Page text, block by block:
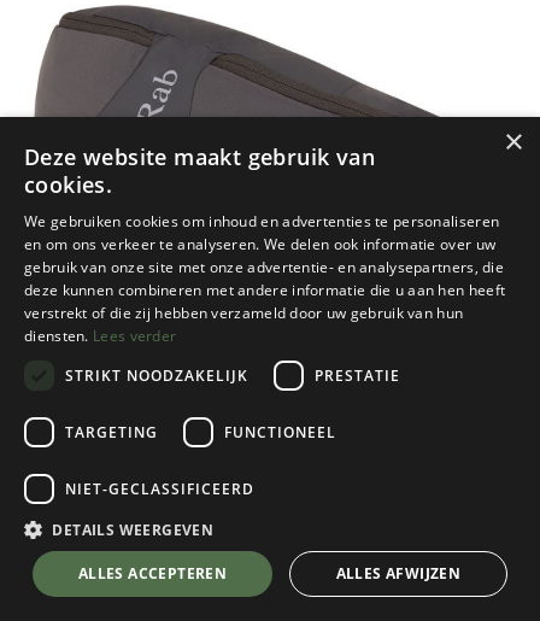
RAB
Aeon LT 5
Anthracite
€44,95
💬 Stel je vraag over dit product via WhatsApp
×
Deze website maakt gebruik van
cookies.
We gebruiken cookies om inhoud en advertenties te personaliseren
en om ons verkeer te analyseren. We delen ook informatie over uw
gebruik van onze site met onze advertentie- en analysepartners, die
deze kunnen combineren met andere informatie die u aan hen heeft
verstrekt of die zij hebben verzameld door uw gebruik van hun
diensten. Lees verder
STRIKT NOODZAKELIJK
PRESTATIE
TARGETING FUNCTIONEEL
NIET-GECLASSIFICEERD
DETAILS WEERGEVEN
ALLES ACCEPTEREN ALLES AFWIJZEN